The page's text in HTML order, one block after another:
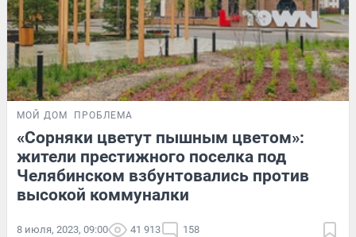
МОЙ ДОМ ПРОБЛЕМА
«Сорняки цветут пышным цветом»:
жители престижного поселка под
Челябинском взбунтовались против
высокой коммуналки
8 июля, 2023, 09:00 41 913 158